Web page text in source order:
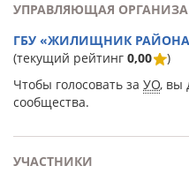
УПРАВЛЯЮЩАЯ
ГБУ «ЖИЛИЩНИК
(текущий рейтинг 0,00
)
Чтобы голосовать за УО, вы
сообщества.
УЧАСТНИКИ